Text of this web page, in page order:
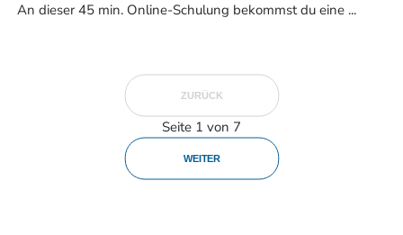
An dieser 45 min. Online-Schulung bekommst du eine ...
ZURÜCK
Seite 1 von 7
WEITER